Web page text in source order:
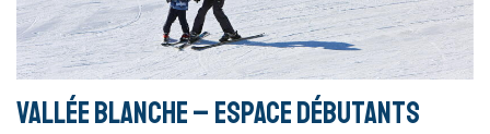
Vallée Blanche – Espace débutants